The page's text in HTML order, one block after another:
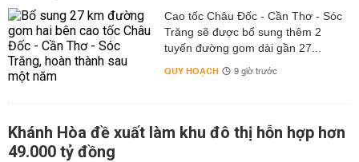
Cao tốc Châu Đốc - Cần Thơ - Sóc
Trăng sẽ được bổ sung thêm 2
tuyến đường gom dài gần 27...
QUY HOẠCH 9 giờ trước
Khánh Hòa đề xuất làm khu đô thị hỗn hợp hơn
49.000 tỷ đồng